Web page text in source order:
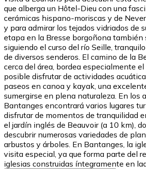
que alberga un Hôtel-Dieu con una
cerámicas hispano-moriscas y de
y para admirar los tejados vidriados de
etapa en la Bresse borgoñona también
siguiendo el curso del río Seille,
de diversos senderos. El camino de la
cerca del área, bordea especialmente
posible disfrutar de actividades
paseos en canoa y kayak, una
sumergirse en plena naturaleza. En los
Bantanges encontrará varios lugares
disfrutar de momentos de tranquilidad
el jardín inglés de Beauvoir (a 10 km),
descubrir numerosas variedades de
arbustos y árboles. En Bantanges, la
visita especial, ya que forma parte del
iglesias construidas íntegramente en